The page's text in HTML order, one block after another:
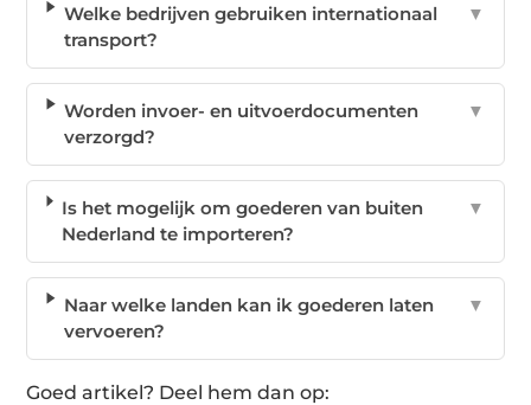
Welke bedrijven gebruiken internationaal
transport?
▼
Worden invoer- en uitvoerdocumenten
verzorgd?
▼
Is het mogelijk om goederen van buiten
Nederland te importeren?
▼
Naar welke landen kan ik goederen laten
vervoeren?
▼
Goed artikel? Deel hem dan op: